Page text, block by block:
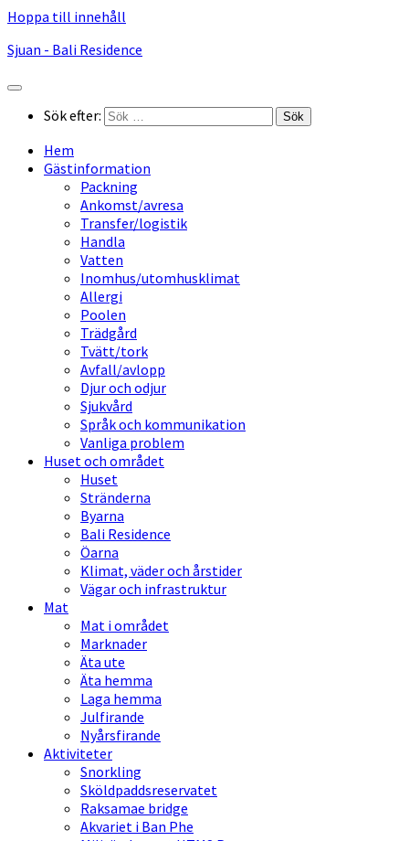
Hoppa till innehåll
Sjuan - Bali Residence
Sök efter:
Hem
Gästinformation
Packning
Ankomst/avresa
Transfer/logistik
Handla
Vatten
Inomhus/utomhusklimat
Allergi
Poolen
Trädgård
Tvätt/tork
Avfall/avlopp
Djur och odjur
Sjukvård
Språk och kommunikation
Vanliga problem
Huset och området
Huset
Stränderna
Byarna
Bali Residence
Öarna
Klimat, väder och årstider
Vägar och infrastruktur
Mat
Mat i området
Marknader
Äta ute
Äta hemma
Laga hemma
Julfirande
Nyårsfirande
Aktiviteter
Snorkling
Sköldpaddsreservatet
Raksamae bridge
Akvariet i Ban Phe